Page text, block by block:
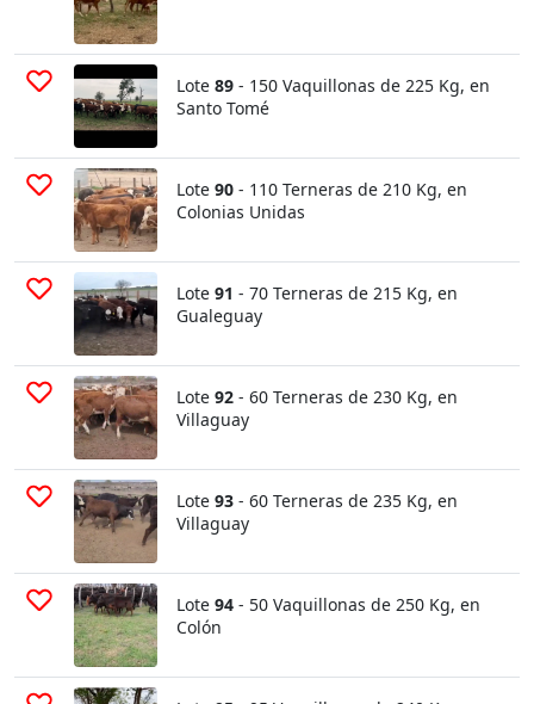
Lote 89 - 150 Vaquillonas de 225 Kg, en
Santo Tomé
Lote 90 - 110 Terneras de 210 Kg, en
Colonias Unidas
Lote 91 - 70 Terneras de 215 Kg, en
Gualeguay
Lote 92 - 60 Terneras de 230 Kg, en
Villaguay
Lote 93 - 60 Terneras de 235 Kg, en
Villaguay
Lote 94 - 50 Vaquillonas de 250 Kg, en
Colón